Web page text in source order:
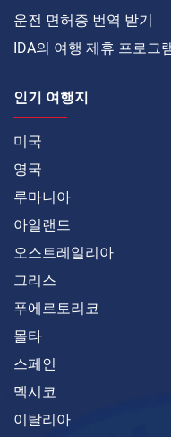
운전 면허증 번역 받기
IDA의 여행 제휴 프로그
인기 여행지
미국
영국
루마니아
아일랜드
오스트레일리아
그리스
푸에르토리코
몰타
스페인
멕시코
이탈리아